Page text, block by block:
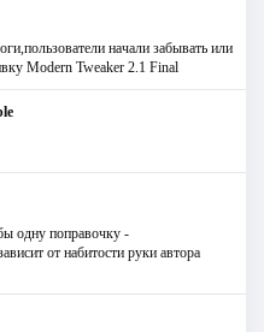
начали забывать или
Modern Tweaker 2.1 Final
одну поправочку -
от набитости руки автора